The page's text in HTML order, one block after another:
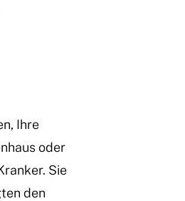
Ihre
oder
Sie
den